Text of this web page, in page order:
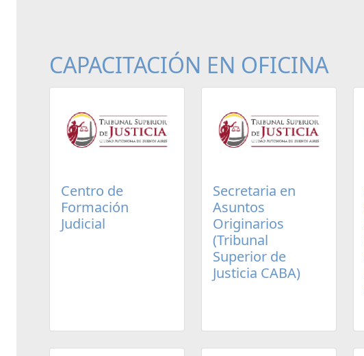
CAPACITACIÓN EN OFICINA
Centro de
Formación
Judicial
Secretaria en
Asuntos
Originarios
(Tribunal
Superior de
Justicia CABA)